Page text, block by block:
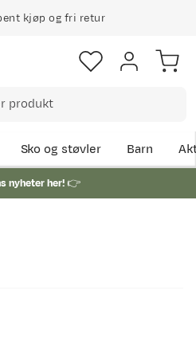
kjøp og fri retur
Sko og støvler Barn
nyheter her!👉